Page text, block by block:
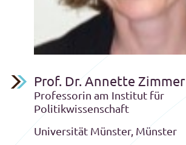
Prof. Dr. Annette Zimmer
Professorin am Institut für
Politikwissenschaft
Universität Münster, Münster